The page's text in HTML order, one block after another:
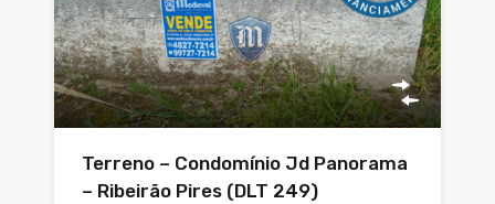
Terreno – Condomínio Jd Panorama
– Ribeirão Pires (DLT 249)